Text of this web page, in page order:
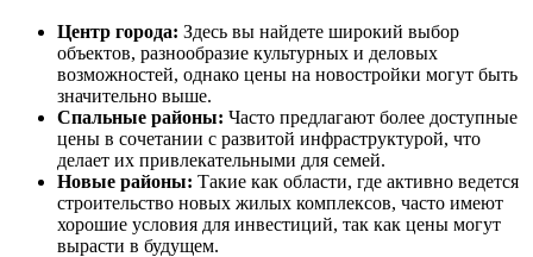
Центр города: Здесь вы найдете широкий выбор
объектов, разнообразие культурных и деловых
возможностей, однако цены на новостройки могут быть
значительно выше.
Спальные районы: Часто предлагают более доступные
цены в сочетании с развитой инфраструктурой, что
делает их привлекательными для семей.
Новые районы: Такие как области, где активно ведется
строительство новых жилых комплексов, часто имеют
хорошие условия для инвестиций, так как цены могут
вырасти в будущем.